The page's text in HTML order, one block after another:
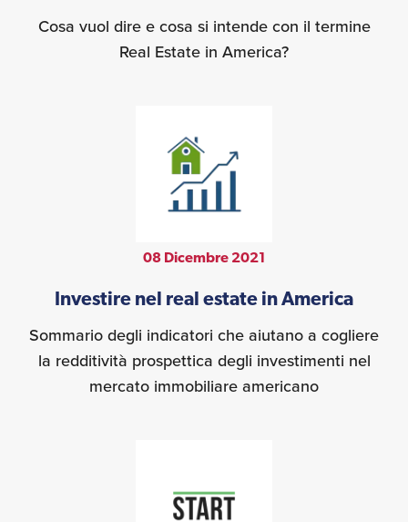
Cosa vuol dire e cosa si intende con il termine
Real Estate in America?
08 Dicembre 2021
Investire nel real estate in America
Sommario degli indicatori che aiutano a cogliere
la redditività prospettica degli investimenti nel
mercato immobiliare americano